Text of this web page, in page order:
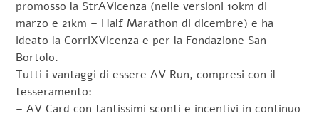
promosso la StrAVicenza (nelle versioni 10km di
marzo e 21km – Half Marathon di dicembre) e ha
ideato la CorriXVicenza e per la Fondazione San
Bortolo.
Tutti i vantaggi di essere AV Run, compresi con il
tesseramento:
– AV Card con tantissimi sconti e incentivi in continuo